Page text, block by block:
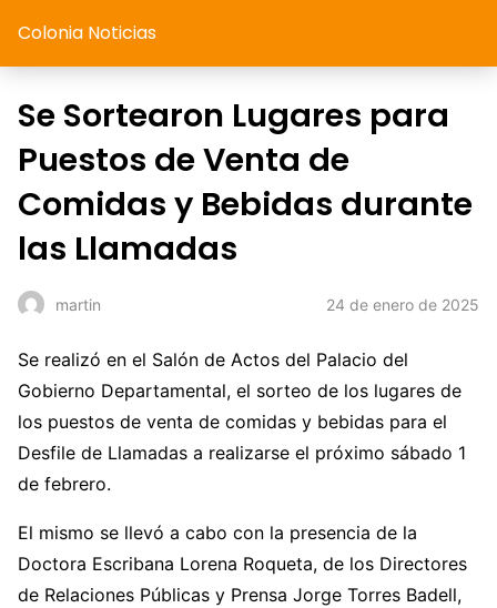
Colonia Noticias
Se Sortearon Lugares para
Puestos de Venta de
Comidas y Bebidas durante
las Llamadas
martin 24 de enero de 2025
Se realizó en el Salón de Actos del Palacio del
Gobierno Departamental, el sorteo de los lugares de
los puestos de venta de comidas y bebidas para el
Desfile de Llamadas a realizarse el próximo sábado 1
de febrero.
El mismo se llevó a cabo con la presencia de la
Doctora Escribana Lorena Roqueta, de los Directores
de Relaciones Públicas y Prensa Jorge Torres Badell,